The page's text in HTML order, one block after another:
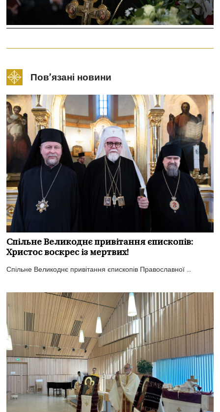
Пов’язані новини
Спільне Великоднє привітання єпископів:
Христос воскрес із мертвих!
Спільне Великоднє привітання єпископів Православної ...